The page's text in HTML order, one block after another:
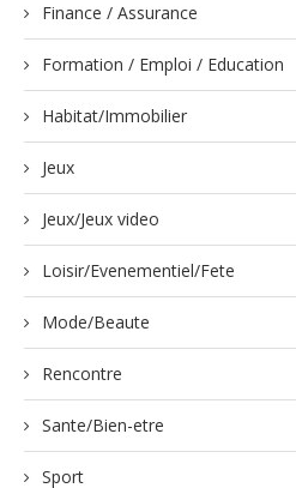
Finance / Assurance
Formation / Emploi / Education
Habitat/Immobilier
Jeux
Jeux/Jeux video
Loisir/Evenementiel/Fete
Mode/Beaute
Rencontre
Sante/Bien-etre
Sport